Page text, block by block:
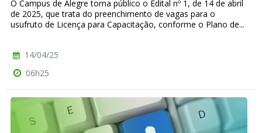
O Campus de Alegre torna público o Edital nº 1, de 14 de abril
de 2025, que trata do preenchimento de vagas para o
usufruto de Licença para Capacitação, conforme o Plano de...
14/04/25
06h25